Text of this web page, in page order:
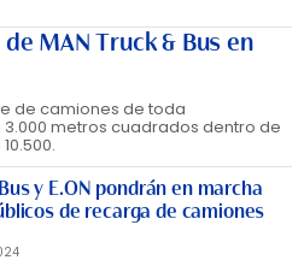
MAN Truck & Bus en
de camiones de toda
metros cuadrados dentro de
y E.ON pondrán en marcha
de recarga de camiones